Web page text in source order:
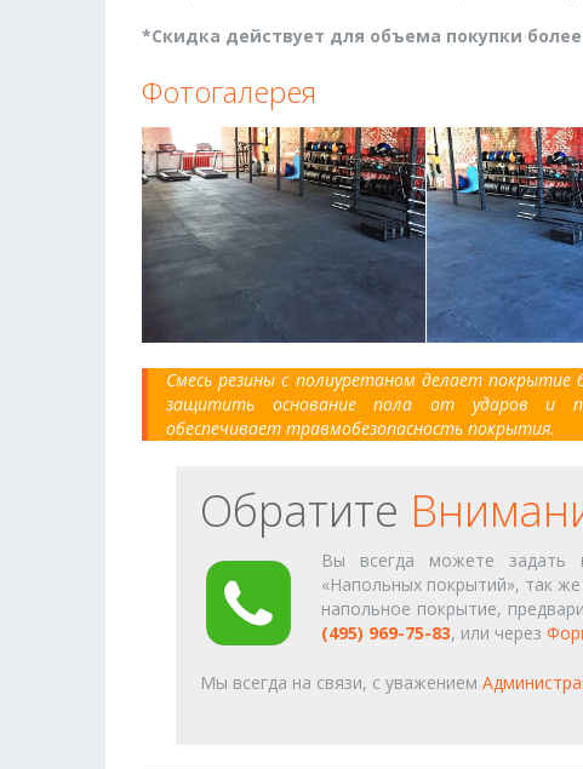
*Скидка действует для объема покупки
Фотогалерея
Смесь резины с полиуретаном делает
защитить основание пола от ударов и
обеспечивает травмобезопасность покрытия.
Обратите
Вы всегда можете задать
«Напольных покрытий», так
напольное покрытие,
(495) 969-75-83, или через
Мы всегда на связи, с уважением